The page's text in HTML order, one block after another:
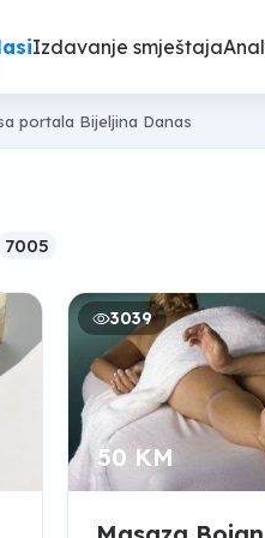
Izdavanje smještaja
portala Bijeljina Danas
7005
3039
50 KM